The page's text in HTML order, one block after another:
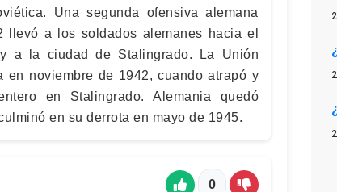
Una segunda ofensiva alemana
a los soldados alemanes hacia el
a la ciudad de Stalingrado. La Unión
en noviembre de 1942, cuando atrapó y
en Stalingrado. Alemania quedó
en su derrota en mayo de 1945.
0